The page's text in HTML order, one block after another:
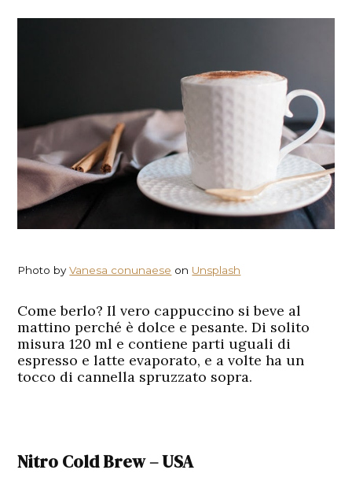
Photo byVanesa conunaese on Unsplash
Come berlo? Il vero cappuccino si beve al
mattino perché è dolce e pesante. Di solito
misura 120 ml e contiene parti uguali di
espresso e latte evaporato, e a volte ha un
tocco di cannella spruzzato sopra.
Nitro Cold Brew – USA